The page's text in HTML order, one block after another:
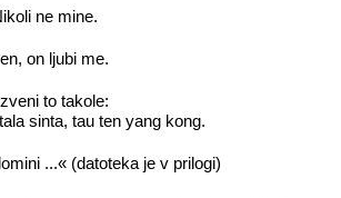
ne mine.
on ljubi me.
to takole:
sinta, tau ten yang kong.
...« (datoteka je v prilogi)